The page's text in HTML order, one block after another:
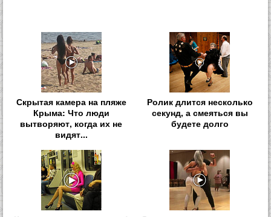
Скрытая камера на пляже
Крыма: Что люди
вытворяют, когда их не
видят...
Ролик длится несколько
секунд, а смеяться вы
будете долго